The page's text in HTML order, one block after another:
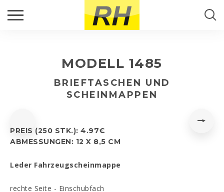
RH PORTUGAL
AKTUELL
MODELL 1485
BRIEFTASCHEN UND
SCHEINMAPPEN
PREIS (250 STK.): 4.97€
ABMESSUNGEN: 12 X 8,5 CM
Leder Fahrzeugscheinmappe
rechte Seite - Einschubfach
RÜCKRUF
Telefon*